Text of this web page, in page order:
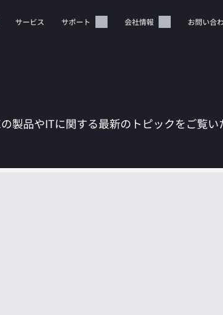
サービス サポート 会社情報 お問い合
品やITに関する最新のトピックをご覧い